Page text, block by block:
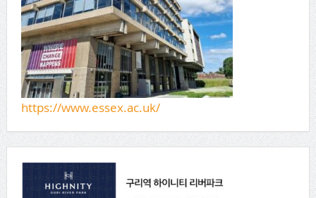
https://www.essex.ac.uk/